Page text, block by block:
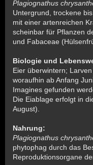
Plagiognathus
Untergrund, trockene
mit einer artenreichen
scheinbar für Pflanzen
und Fabaceae
Biologie und
Eier überwintern;
woraufhin ab Anfang
Imagines gefunden
Die Eiablage erfolgt in
August).
Nahrung:
Plagiognathus
phytophag durch das
Reproduktionsorgane